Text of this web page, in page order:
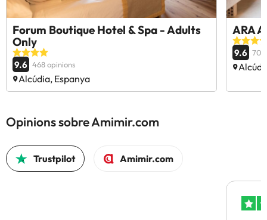
Forum Boutique Hotel & Spa - Adults
Only
9.6 468 opinions
Alcúdia, Espanya
ARA
9.6 703
Opinions sobre Amimir.com
Trustpilot Amimir.com